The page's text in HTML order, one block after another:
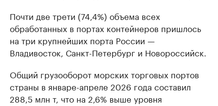
Почти две трети (74,4%) объема всех
обработанных в портах контейнеров пришлось
на три крупнейших порта России —
Владивосток, Санкт-Петербург и Новороссийск.
Общий грузооборот морских торговых портов
страны в январе-апреле 2026 года составил
288,5 млн т, что на 2,6% выше уровня